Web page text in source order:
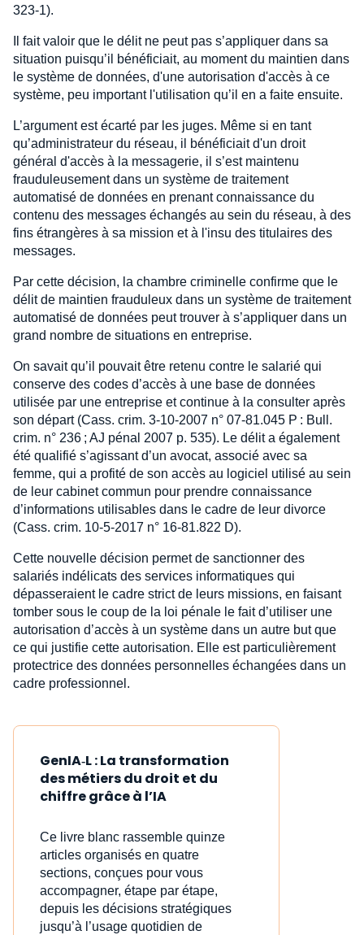
323-1).
Il fait valoir que le délit ne peut pas s’appliquer dans sa
situation puisqu’il bénéficiait, au moment du maintien dans
le système de données, d'une autorisation d'accès à ce
système, peu important l'utilisation qu’il en a faite ensuite.
L’argument est écarté par les juges. Même si en tant
qu’administrateur du réseau, il bénéficiait d'un droit
général d'accès à la messagerie, il s’est maintenu
frauduleusement dans un système de traitement
automatisé de données en prenant connaissance du
contenu des messages échangés au sein du réseau, à des
fins étrangères à sa mission et à l'insu des titulaires des
messages.
Par cette décision, la chambre criminelle confirme que le
délit de maintien frauduleux dans un système de traitement
automatisé de données peut trouver à s’appliquer dans un
grand nombre de situations en entreprise.
On savait qu’il pouvait être retenu contre le salarié qui
conserve des codes d’accès à une base de données
utilisée par une entreprise et continue à la consulter après
son départ (Cass. crim. 3-10-2007 n° 07-81.045 P : Bull.
crim. n° 236 ; AJ pénal 2007 p. 535). Le délit a également
été qualifié s’agissant d’un avocat, associé avec sa
femme, qui a profité de son accès au logiciel utilisé au sein
de leur cabinet commun pour prendre connaissance
d’informations utilisables dans le cadre de leur divorce
(Cass. crim. 10-5-2017 n° 16-81.822 D).
Cette nouvelle décision permet de sanctionner des
salariés indélicats des services informatiques qui
dépasseraient le cadre strict de leurs missions, en faisant
tomber sous le coup de la loi pénale le fait d’utiliser une
autorisation d’accès à un système dans un autre but que
ce qui justifie cette autorisation. Elle est particulièrement
protectrice des données personnelles échangées dans un
cadre professionnel.
GenIA‑L : La transformation
des métiers du droit et du
chiffre grâce à l’IA
Ce livre blanc rassemble quinze
articles organisés en quatre
sections, conçues pour vous
accompagner, étape par étape,
depuis les décisions stratégiques
jusqu’à l’usage quotidien de